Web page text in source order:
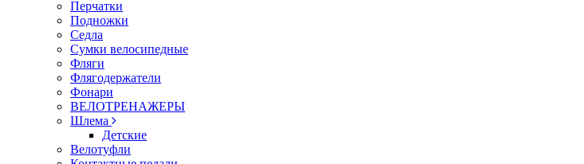
Перчатки
Подножки
Седла
Сумки велосипедные
Фляги
Флягодержатели
Фонари
ВЕЛОТРЕНАЖЕРЫ
Шлема
Детские
Велотуфли